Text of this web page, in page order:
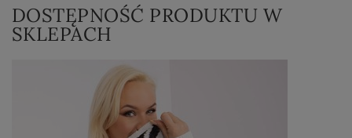
DOSTĘPNOŚĆ PRODUKTU W
SKLEPACH